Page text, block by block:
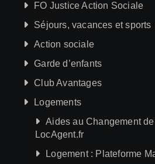
FO Justice Action Sociale
Séjours, vacances et sports
Action sociale
Garde d’enfants
Club Avantages
Logements
Aides au Changement
LocAgent.fr
Logement : Plateforme